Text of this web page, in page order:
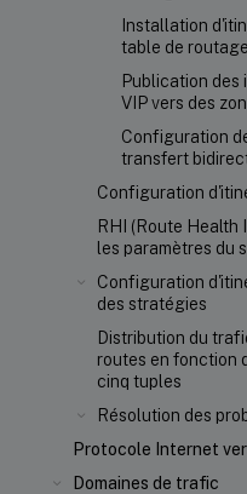
Installation
table de
Publication des
VIP vers des
Configuration
transfert
Configuration
RHI (Route Health
les paramètres du
Configuration
des stratégies
Distribution du
routes en fonction
cinq tuples
Résolution des
Protocole Internet
Domaines de trafic